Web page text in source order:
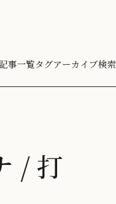
事一覧タグアーカイブ検索
/ 打